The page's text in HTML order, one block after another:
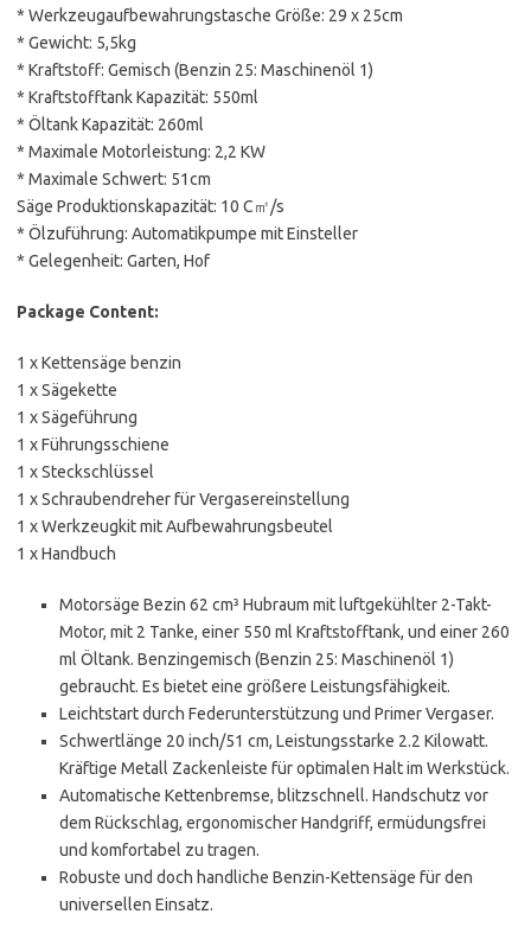
* Werkzeugaufbewahrungstasche Größe: 29 x 25cm
* Gewicht: 5,5kg
* Kraftstoff: Gemisch (Benzin 25: Maschinenöl 1)
* Kraftstofftank Kapazität: 550ml
* Öltank Kapazität: 260ml
* Maximale Motorleistung: 2,2 KW
* Maximale Schwert: 51cm
Säge Produktionskapazität: 10 C㎡/s
* Ölzuführung: Automatikpumpe mit Einsteller
* Gelegenheit: Garten, Hof
Package Content:
1 x Kettensäge benzin
1 x Sägekette
1 x Sägeführung
1 x Führungsschiene
1 x Steckschlüssel
1 x Schraubendreher für Vergasereinstellung
1 x Werkzeugkit mit Aufbewahrungsbeutel
1 x Handbuch
Motorsäge Bezin 62 cm³ Hubraum mit luftgekühlter 2-Takt-
Motor, mit 2 Tanke, einer 550 ml Kraftstofftank, und einer 260
ml Öltank. Benzingemisch (Benzin 25: Maschinenöl 1)
gebraucht. Es bietet eine größere Leistungsfähigkeit.
Leichtstart durch Federunterstützung und Primer Vergaser.
Schwertlänge 20 inch/51 cm, Leistungsstarke 2.2 Kilowatt.
Kräftige Metall Zackenleiste für optimalen Halt im Werkstück.
Automatische Kettenbremse, blitzschnell. Handschutz vor
dem Rückschlag, ergonomischer Handgriff, ermüdungsfrei
und komfortabel zu tragen.
Robuste und doch handliche Benzin-Kettensäge für den
universellen Einsatz.